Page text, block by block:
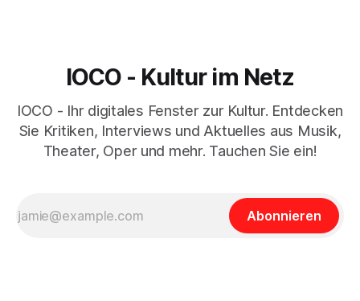
IOCO - Kultur im Netz
IOCO - Ihr digitales Fenster zur Kultur. Entdecken
Sie Kritiken, Interviews und Aktuelles aus Musik,
Theater, Oper und mehr. Tauchen Sie ein!
Abonnieren